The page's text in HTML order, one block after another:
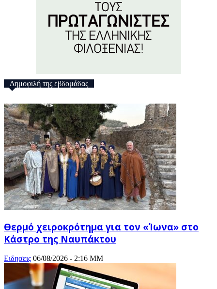
Δημοφιλή της εβδομάδας
Θερμό χειροκρότημα για τον «Ίωνα» στο
Κάστρο της Ναυπάκτου
Ειδησεις 06/08/2026 - 2:16 ΜΜ